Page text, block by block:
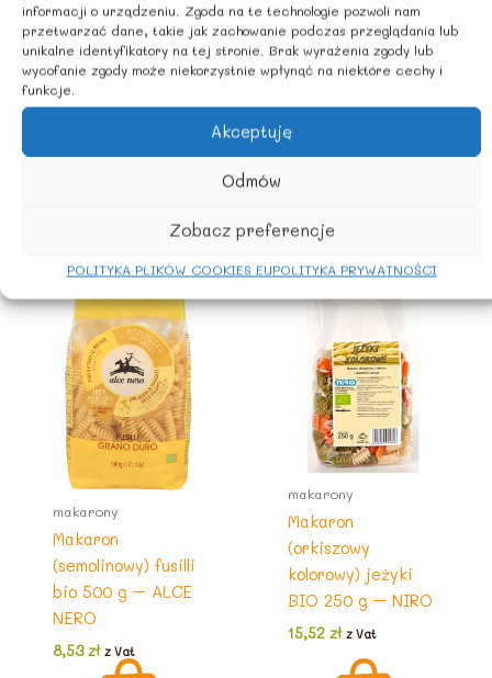
informacji o urządzeniu. Zgoda na te technologie pozwoli nam
przetwarzać dane, takie jak zachowanie podczas przeglądania lub
unikalne identyfikatory na tej stronie. Brak wyrażenia zgody lub
wycofanie zgody może niekorzystnie wpłynąć na niektóre cechy i
funkcje.
Akceptuję
Odmów
Zobacz preferencje
POLITYKA PLIKÓW COOKIES EUPOLITYKA PRYWATNOŚCI
przez 1 minutę i dodaj do ulubionych składników
ZALECANE WARUNKI PRZECHOWYWANIA
Przechowywać w chłodnym i suchym miejscu. Nie
zamrażać. Po otwarciu przechowywać w wodzie przez
Podobne produkty
makarony
Makaron
(semolinowy) fusilli
bio 500 g – ALCE
NERO
8,53zł z Vat
makarony
Makaron
(orkiszowy
kolorowy) jeżyki
BIO 250 g – NIRO
15,52 zł z Vat